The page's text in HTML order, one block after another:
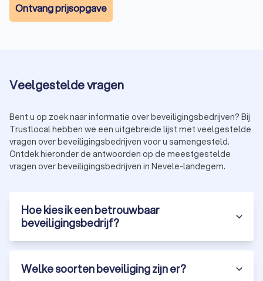
Ontvang prijsopgave
Veelgestelde vragen
Bent u op zoek naar informatie over beveiligingsbedrijven? Bij
Trustlocal hebben we een uitgebreide lijst met veelgestelde
vragen over beveiligingsbedrijven voor u samengesteld.
Ontdek hieronder de antwoorden op de meestgestelde
vragen over beveiligingsbedrijven in Nevele-landegem.
Hoe kies ik een betrouwbaar
beveiligingsbedrijf?
Welke soorten beveiliging zijn er?